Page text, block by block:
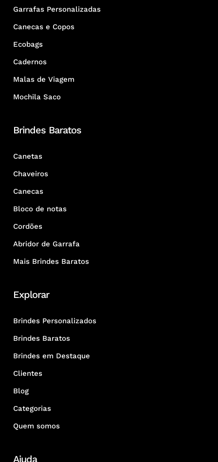
Garrafas Personalizadas
Canecas e Copos
Ecobags
Cadernos
Malas de Viagem
Mochila Saco
Brindes Baratos
Canetas
Chaveiros
Canecas
Bloco de notas
Cordões
Abridor de Garrafa
Mais Brindes Baratos
Explorar
Brindes Personalizados
Brindes Baratos
Brindes em Destaque
Clientes
Blog
Categorias
Quem somos
Ajuda